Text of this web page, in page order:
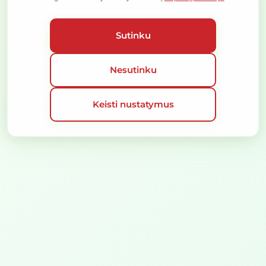
SLAPUKŲ POLITIKA
SPRENDIMAS:
Sutinku
Nesutinku
Keisti nustatymus